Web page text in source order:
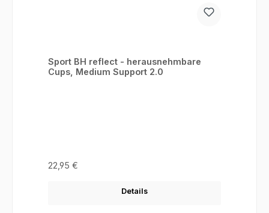
Sport BH reflect - herausnehmbare
Cups, Medium Support 2.0
Regulärer Preis:
22,95 €
Details